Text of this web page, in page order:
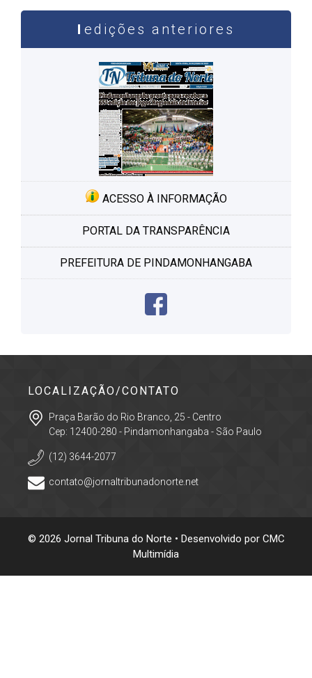
edições anteriores
ACESSO À INFORMAÇÃO
PORTAL DA TRANSPARÊNCIA
PREFEITURA DE PINDAMONHANGABA
LOCALIZAÇÃO/CONTATO
Praça Barão do Rio Branco, 25 - Centro
Cep: 12400-280 - Pindamonhangaba - São Paulo
(12) 3644-2077
contato@jornaltribunadonorte.net
© 2026 Jornal Tribuna do Norte • Desenvolvido por CMC
Multimídia